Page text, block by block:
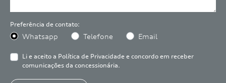
Preferência de contato:
Whatsapp Telefone Email
Li e aceito a Política de Privacidade e concordo em receber
comunicações da concessionária.